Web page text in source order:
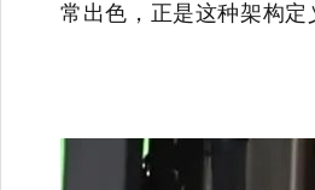
常出色，正是这种架构